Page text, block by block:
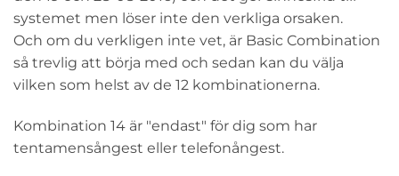
systemet men löser inte den verkliga orsaken.
Och om du verkligen inte vet, är Basic Combination
så trevlig att börja med och sedan kan du välja
vilken som helst av de 12 kombinationerna.
Kombination 14 är "endast" för dig som har
tentamensångest eller telefonångest.